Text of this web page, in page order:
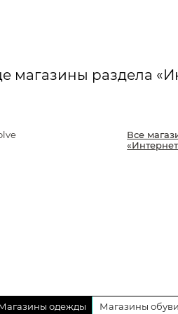
магазины раздела
Все
одежды Магазины